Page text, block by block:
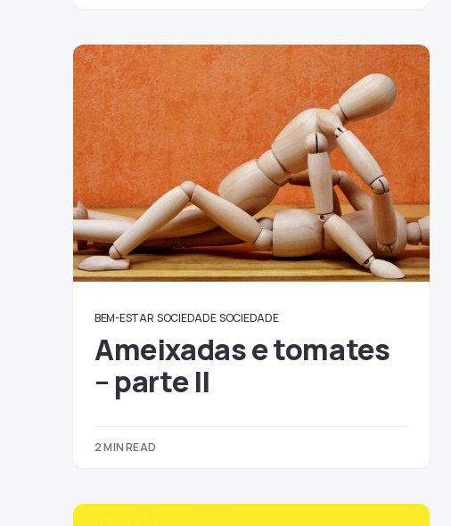
BEM-ESTAR SOCIEDADE SOCIEDADE
Ameixadas e tomates
– parte II
2 MIN READ